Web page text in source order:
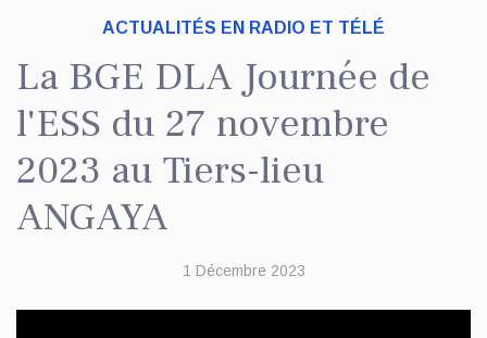
ACTUALITÉS EN RADIO ET TÉLÉ
La BGE DLA Journée de
l'ESS du 27 novembre
2023 au Tiers-lieu
ANGAYA
1 Décembre 2023